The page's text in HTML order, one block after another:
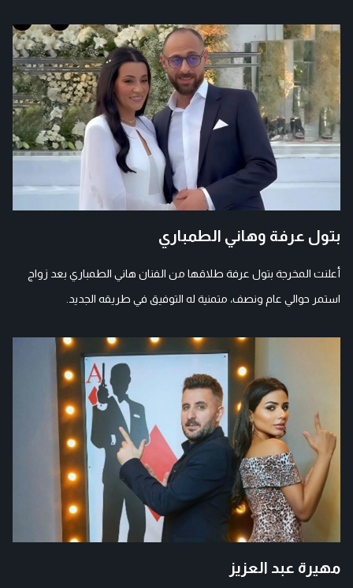
بتول عرفة وهاني الطمباري
أعلنت المخرجة بتول عرفة طلاقها من الفنان هاني الطمباري بعد زواج
استمر حوالي عام ونصف، متمنية له التوفيق في طريقه الجديد.
مهيرة عبد العزيز